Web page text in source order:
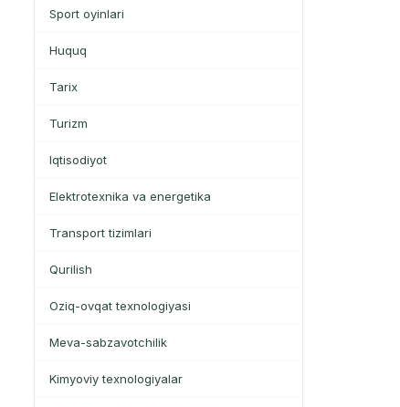
Sport oyinlari
Huquq
Tarix
Turizm
Iqtisodiyot
Elektrotexnika va energetika
Transport tizimlari
Qurilish
Oziq-ovqat texnologiyasi
Meva-sabzavotchilik
Kimyoviy texnologiyalar